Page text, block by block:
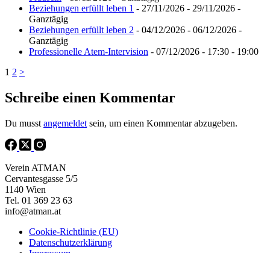
Beziehungen erfüllt leben 1 - 27/11/2026 - 29/11/2026 -
Ganztägig
Beziehungen erfüllt leben 2 - 04/12/2026 - 06/12/2026 -
Ganztägig
Professionelle Atem-Intervision - 07/12/2026 - 17:30 - 19:00
1 2 >
Schreibe einen Kommentar
Du musst angemeldet sein, um einen Kommentar abzugeben.
Verein ATMAN
Cervantesgasse 5/5
1140 Wien
Tel. 01 369 23 63
info@atman.at
Cookie-Richtlinie (EU)
Datenschutzerklärung